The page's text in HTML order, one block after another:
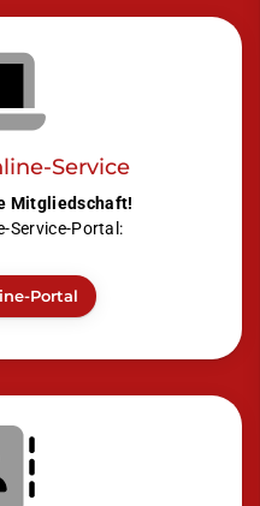
Service
Mitgliedschaft!
Service-Portal:
Portal